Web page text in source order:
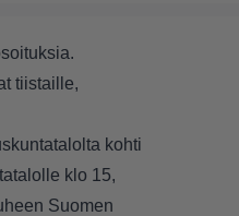
tiistaille,
kohti
klo 15,
Suomen